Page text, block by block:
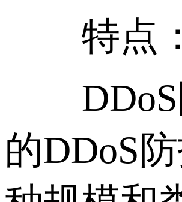
特点：
DDoS
的DDoS